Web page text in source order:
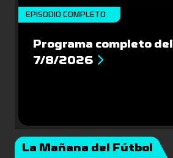
EPISODIO COMPLETO
Programa completo del
7/8/2026
La Mañana del Fútbol